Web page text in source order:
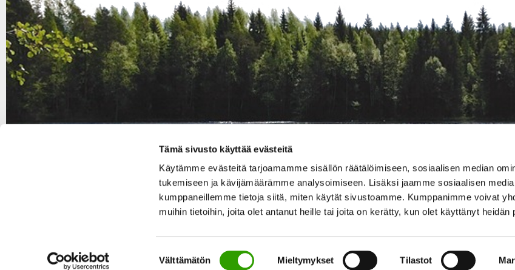
Tämä sivusto käyttää evästeitä
Käytämme evästeitä tarjoamamme sisällön räätälöimiseen, sosiaalisen median
tukemiseen ja kävijämäärämme analysoimiseen. Lisäksi jaamme sosiaalisen
kumppaneillemme tietoja siitä, miten käytät sivustoamme. Kumppanimme voivat
muihin tietoihin, joita olet antanut heille tai joita on kerätty, kun olet käyttänyt heidän
u
Välttämätön Mieltymykset Tilastot
toimitus@biotalous.fiTietoa sivustosta|Saavutettavuusseloste